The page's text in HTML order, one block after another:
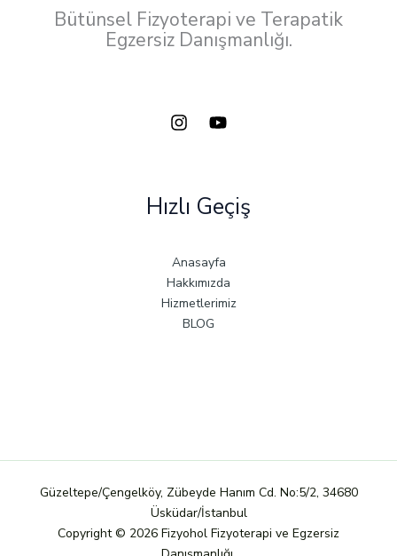
Bütünsel Fizyoterapi ve Terapatik
Egzersiz Danışmanlığı.
Hızlı Geçiş
Anasayfa
Hakkımızda
Hizmetlerimiz
BLOG
Güzeltepe/Çengelköy, Zübeyde Hanım Cd. No:5/2, 34680
Üsküdar/İstanbul
Copyright © 2026 Fizyohol Fizyoterapi ve Egzersiz